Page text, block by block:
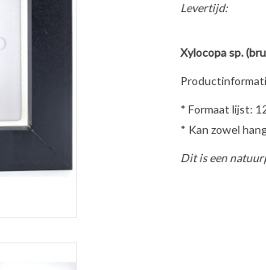
Levertijd:
Xylocopa sp.
* Formaat lijst:
* Kan zowel
Dit is een